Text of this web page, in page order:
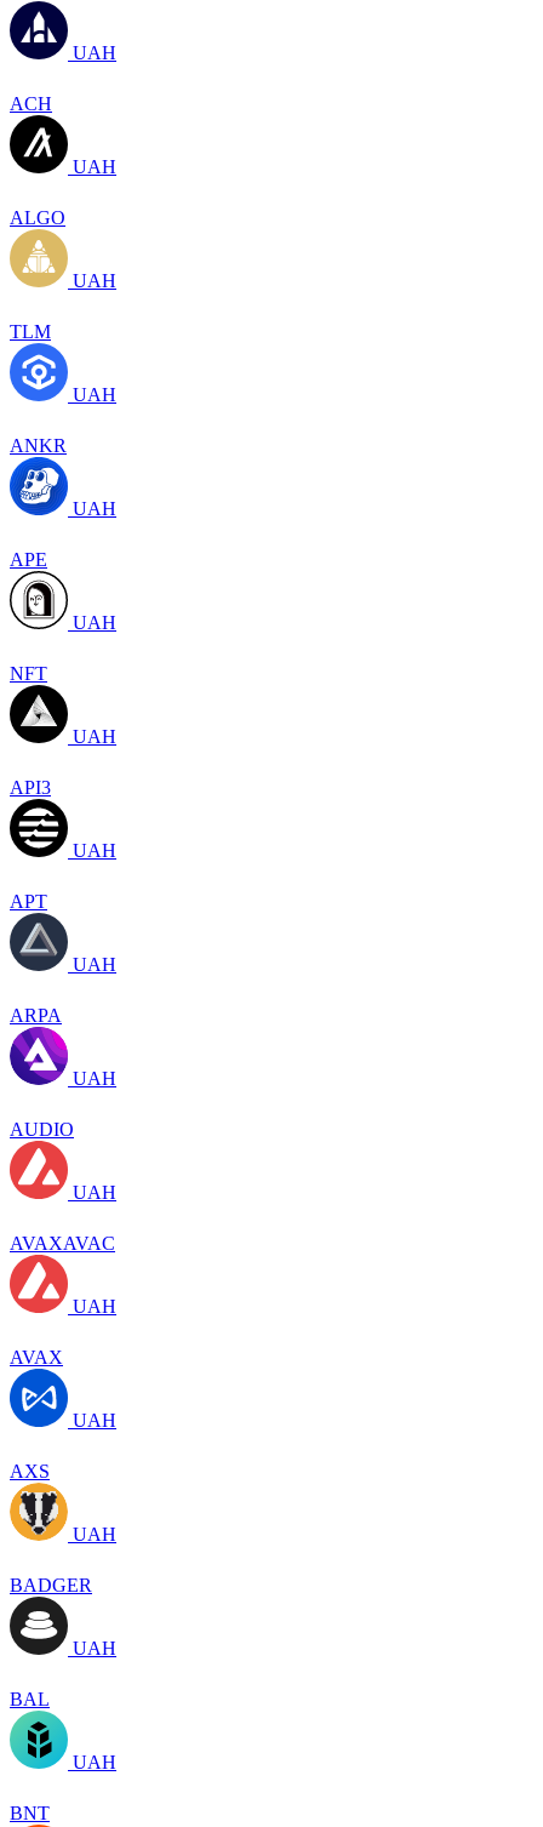
UAH
ACH
UAH
ALGO
UAH
TLM
UAH
ANKR
UAH
APE
UAH
NFT
UAH
API3
UAH
APT
UAH
ARPA
UAH
AUDIO
UAH
AVAXAVAC
UAH
AVAX
UAH
AXS
UAH
BADGER
UAH
BAL
UAH
BNT